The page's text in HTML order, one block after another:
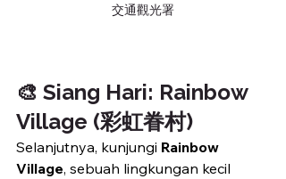
交通觀光署
🎨 Siang Hari: Rainbow
Village (彩虹眷村)
Selanjutnya, kunjungi Rainbow
Village, sebuah lingkungan kecil